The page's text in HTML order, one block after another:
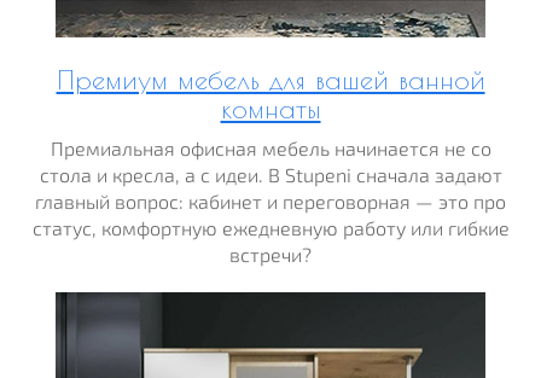
Премиум мебель для вашей ванной
комнаты
Премиальная офисная мебель начинается не со
стола и кресла, а с идеи. В Stupeni сначала задают
главный вопрос: кабинет и переговорная — это про
статус, комфортную ежедневную работу или гибкие
встречи?